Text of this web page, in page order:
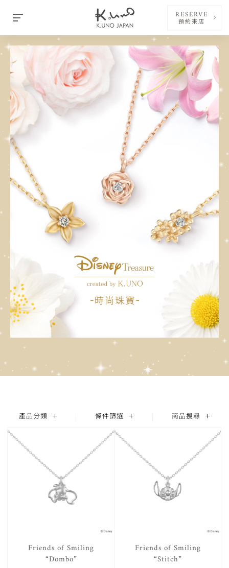
RESERVE
預約來店
產品分類 條件篩選 商品搜尋
Friends of Smiling
“Dombo”
Friends of Smiling
“Stitch”